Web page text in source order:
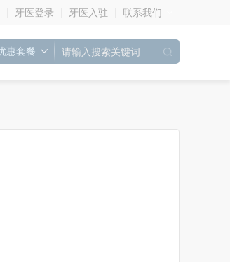
牙医登录 牙医入驻 联系我们